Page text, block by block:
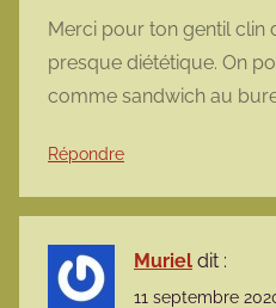
Merci pour ton gentil clin
presque diététique. On
comme sandwich au
Répondre
Muriel dit :
11 septembre